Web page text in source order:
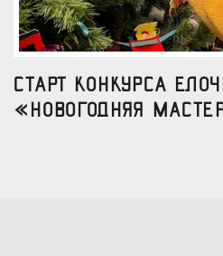
Старт конкурса
«Новогодняя